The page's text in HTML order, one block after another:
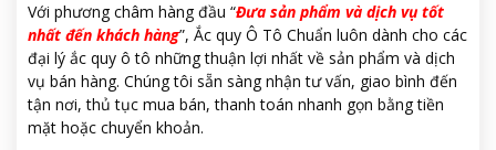
Với phương châm hàng đầu “Đưa sản phẩm và dịch vụ tốt
nhất đến khách hàng”, Ắc quy Ô Tô Chuẩn luôn dành cho các
đại lý ắc quy ô tô những thuận lợi nhất về sản phẩm và dịch
vụ bán hàng. Chúng tôi sẵn sàng nhận tư vấn, giao bình đến
tận nơi, thủ tục mua bán, thanh toán nhanh gọn bằng tiền
mặt hoặc chuyển khoản.